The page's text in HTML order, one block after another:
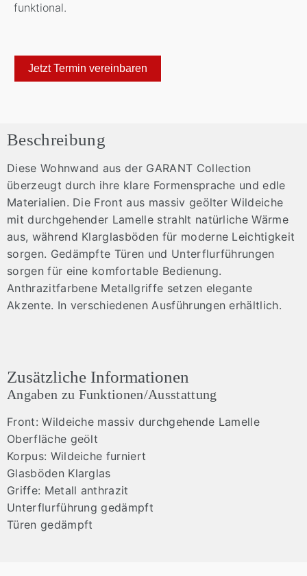
funktional.
Jetzt Termin vereinbaren
Zusätzliche Informationen
Angaben zu Funktionen/Ausstattung
Front: Wildeiche massiv durchgehende Lamelle
Oberfläche geölt
Korpus: Wildeiche furniert
Glasböden Klarglas
Griffe: Metall anthrazit
Unterflurführung gedämpft
Türen gedämpft
Beschreibung
Diese Wohnwand aus der GARANT Collection
überzeugt durch ihre klare Formensprache und edle
Materialien. Die Front aus massiv geölter Wildeiche
mit durchgehender Lamelle strahlt natürliche Wärme
aus, während Klarglasböden für moderne Leichtigkeit
sorgen. Gedämpfte Türen und Unterflurführungen
sorgen für eine komfortable Bedienung.
Anthrazitfarbene Metallgriffe setzen elegante
Akzente. In verschiedenen Ausführungen erhältlich.